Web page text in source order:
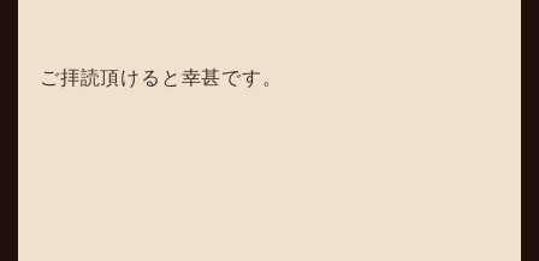
ご拝読頂けると幸甚です。